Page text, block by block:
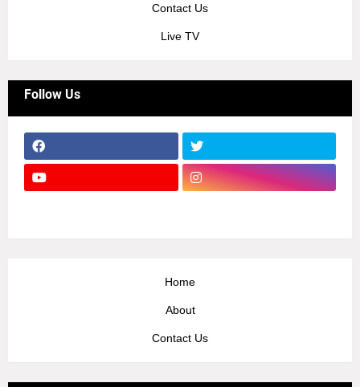
Contact Us
Live TV
Follow Us
Home
About
Contact Us